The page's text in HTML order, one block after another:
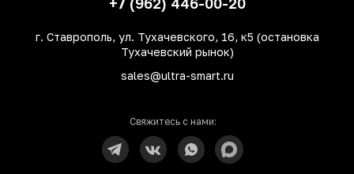
память
фотокамера
г. Ставрополь, ул. Тухачевского, 16, к5 (остановка
Тухачевский рынок)
sales@ultra-smart.ru
Свяжитесь с нами: